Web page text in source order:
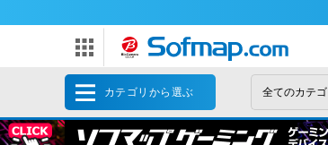
カテゴリから選ぶ